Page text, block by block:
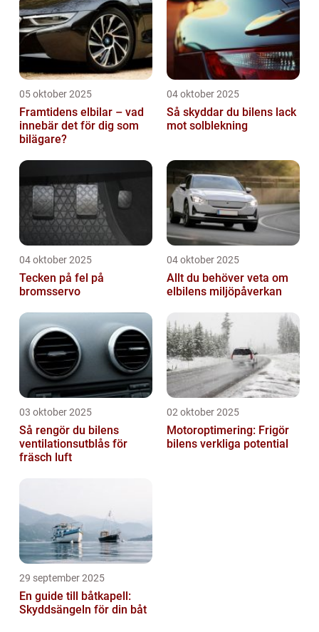
05 oktober 2025
Framtidens elbilar – vad
innebär det för dig som
bilägare?
04 oktober 2025
Så skyddar du bilens lack
mot solblekning
04 oktober 2025
Tecken på fel på
bromsservo
04 oktober 2025
Allt du behöver veta om
elbilens miljöpåverkan
03 oktober 2025
Så rengör du bilens
ventilationsutblås för
fräsch luft
02 oktober 2025
Motoroptimering: Frigör
bilens verkliga potential
29 september 2025
En guide till båtkapell:
Skyddsängeln för din båt